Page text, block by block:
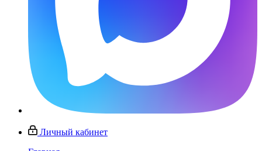
Личный кабинет